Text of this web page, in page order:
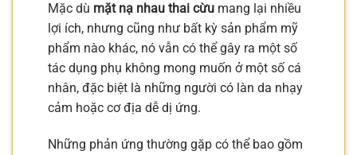
Mặc dù mặt nạ nhau thai cừu mang lại nhiều
lợi ích, nhưng cũng như bất kỳ sản phẩm mỹ
phẩm nào khác, nó vẫn có thể gây ra một số
tác dụng phụ không mong muốn ở một số cá
nhân, đặc biệt là những người có làn da nhạy
cảm hoặc cơ địa dễ dị ứng.
Những phản ứng thường gặp có thể bao gồm